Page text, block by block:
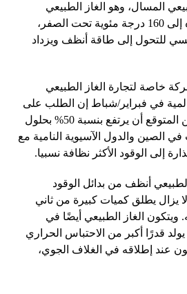
المسال، وهو الغاز الطبيعي
المسال عن طريق تبريده إلى 160 درجة مئوية تحت الصفر،
للتحول إلى طاقة أنظف ويزداد
خاصة لتجارة الغاز الطبيعي
في فبراير/شباط إن الطلب على
الغاز الطبيعي المسال من المتوقع أن يرتفع بنسبة 50% بحلول
في الصين والدول الآسيوية النامية مع
إلى الوقود الأكثر نظافة نسبيا.
أنظف من بدائل الوقود
لا يزال يطلق كميات كبيرة من ثاني
ويتكون الغاز الطبيعي أيضًا في
قدرًا أكبر من الاحتباس الحراري
عند إطلاقه في الغلاف الجوي،